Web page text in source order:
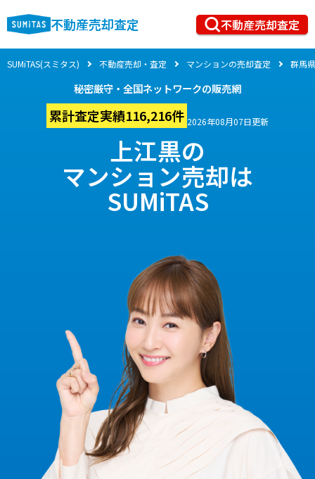
不動産売却査定 不動産売却査定
SUMiTAS(スミタス) 不動産売却・査定 マンションの売却査定 群馬県
秘密厳守・全国ネットワークの販売網
累計査定実績116,216件 2026年08月07日更新
上江黒の
マンション売却は
SUMiTAS